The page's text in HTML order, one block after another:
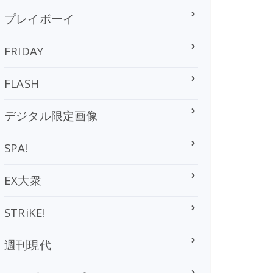
プレイボーイ
FRIDAY
FLASH
デジタル限定画像
SPA!
EX大衆
STRiKE!
週刊現代